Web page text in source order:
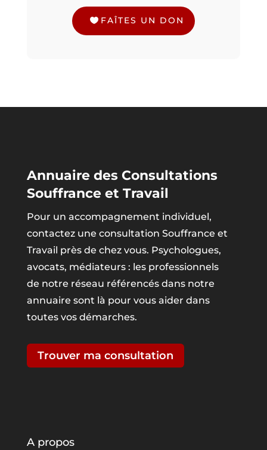
FAÎTES UN DON
Annuaire des Consultations
Souffrance et Travail
Pour un accompagnement individuel,
contactez une consultation Souffrance et
Travail près de chez vous. Psychologues,
avocats, médiateurs : les professionnels
de notre réseau référencés dans notre
annuaire sont là pour vous aider dans
toutes vos démarches.
Trouver ma consultation
A propos